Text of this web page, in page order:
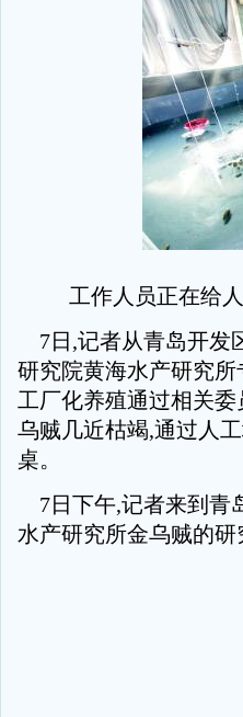
工作人员正在给
7日,记者从青岛开发
研究院黄海水产研究
工厂化养殖通过相关
乌贼几近枯竭,通过人
桌。
7日下午,记者来到青
水产研究所金乌贼的研